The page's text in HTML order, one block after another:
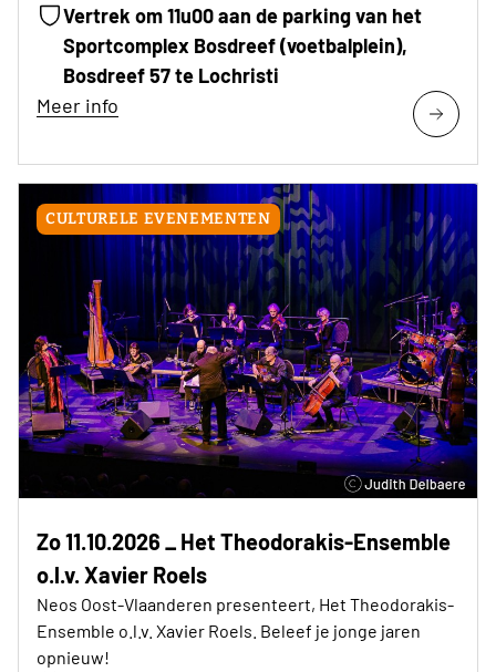
Vertrek om 11u00 aan de parking van het
Sportcomplex Bosdreef (voetbalplein),
Bosdreef 57 te Lochristi
Meer info
CULTURELE EVENEMENTEN
Zo 11.10.2026 _ Het Theodorakis-Ensemble
o.l.v. Xavier Roels
Neos Oost-Vlaanderen presenteert, Het Theodorakis-
Ensemble o.l.v. Xavier Roels. Beleef je jonge jaren
opnieuw!